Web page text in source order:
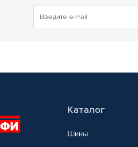
Каталог
Шины